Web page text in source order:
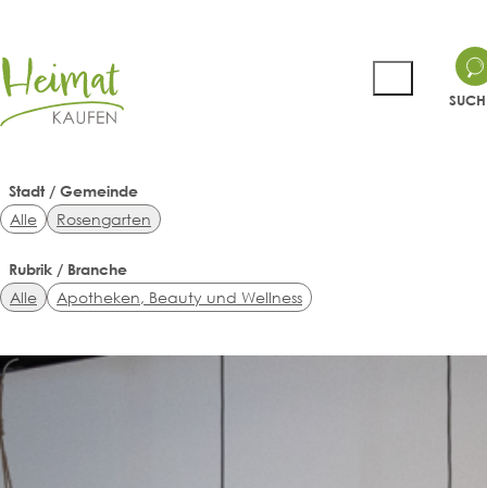
Stadt / Gemeinde
Alle
Rosengarten
Rubrik / Branche
Alle
Apotheken, Beauty und Wellness